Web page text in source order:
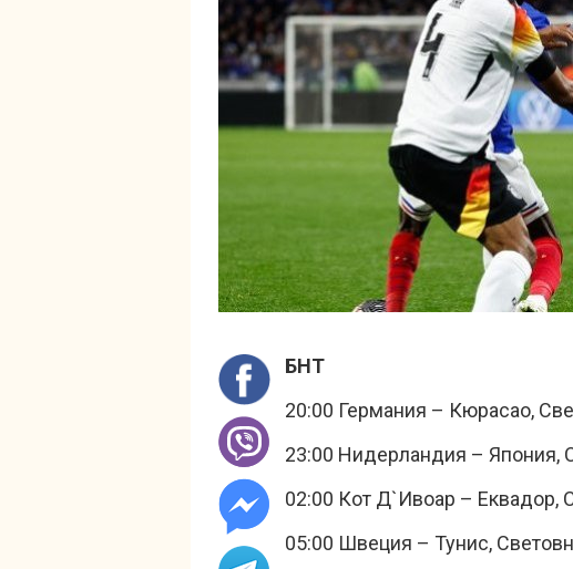
БНТ
20:00 Германия – Кюрасао,
23:00 Нидерландия – Япония,
02:00 Кот Д`Ивоар – Еквадор,
05:00 Швеция – Тунис,